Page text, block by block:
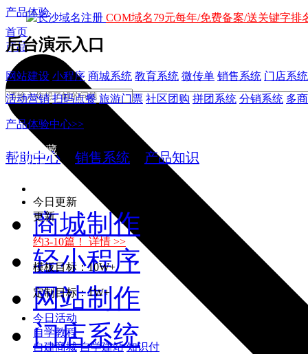
产品体验
后台演示入口
网站建设 小程序 商城系统 教育系统 微传单 销售系统 门店系统
活动营销 扫码点餐 旅游门票 社区团购 拼团系统 分销系统 多
产品体验中心>>
加入收藏
手机版
今日更新
更新
约3-10篇！ 详情 >>
模板目标：10W+
定制目标：1W+
今日活动
自学教程
自建商城 自学建站 知识付
COM域名79元每年/免费备案/送关键字排
首页
产品
帮助中心 销售系统 产品知识
商城制作
轻小程序
网站制作
门店系统